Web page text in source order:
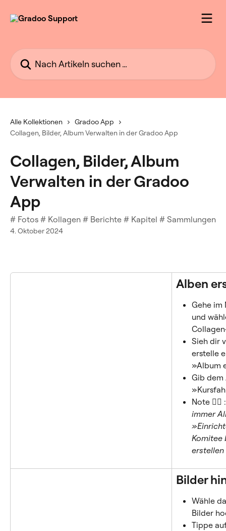
Alle Kollektionen
Gradoo App
Collagen, Bilder, Album Verwalten in der Gradoo App
Collagen, Bilder, Album
Verwalten in der Gradoo
App
# Fotos # Kollagen # Berichte # Kapitel # Sammlungen
4. Oktober 2024
Alben
Gehe
und
Sieh dir
erstelle
»Album
Gib dem
Note 👉🏼
immer
Komitee
erstellen
Bilder
Wähle
Bilder
Tippe